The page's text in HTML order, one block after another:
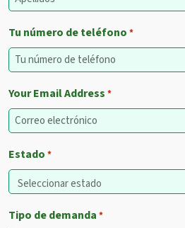
Tu número de teléfono *
Your Email Address *
Estado *
Tipo de demanda *